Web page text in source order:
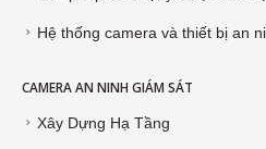
Hệ thống camera và thiết bị an
CAMERA AN NINH GIÁM SÁT
Xây Dựng Hạ Tầng